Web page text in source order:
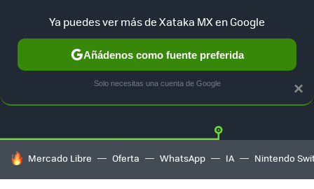
GUÍA DE COMPRAS MERCADO LIBRE
HOY SE HABLA DE
Mercado Libre Oferta WhatsApp IA Nintendo
×
Ya puedes ver más de Xataka MX en Google
Añádenos como fuente preferida
Solo necesitas una cuenta de Google